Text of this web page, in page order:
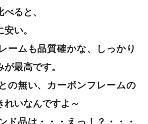
ると、
い。
ームも品質確かな、しっかり
最高です。
の無い、カーボンフレームの
れいなんですよ～